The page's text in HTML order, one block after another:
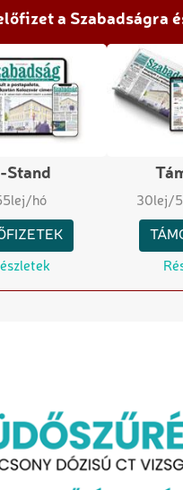
a Szabadságra
Stand
lej/hó 30lej/